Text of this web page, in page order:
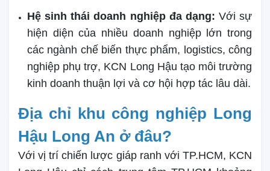
Hệ sinh thái doanh nghiệp đa dạng: Với sự
hiện diện của nhiều doanh nghiệp lớn trong
các ngành chế biến thực phẩm, logistics, công
nghiệp phụ trợ, KCN Long Hậu tạo môi trường
kinh doanh thuận lợi và cơ hội hợp tác lâu dài.
Địa chỉ khu công nghiệp Long
Hậu Long An ở đâu?
Với vị trí chiến lược giáp ranh với TP.HCM, KCN